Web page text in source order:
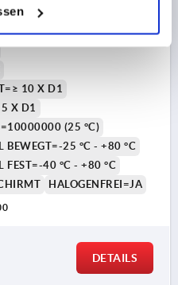
Ω/KM=79
10 X D1
X D1
(25 °C)
BEWEGT=-25 °C - +80 °C
FEST=-40 °C - +80 °C
HALOGENFREI=JA
DETAILS